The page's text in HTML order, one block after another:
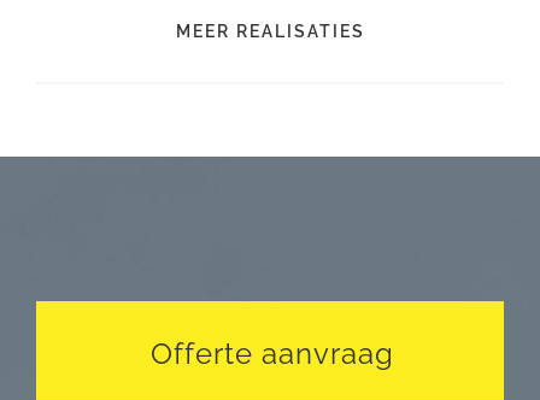
MEER REALISATIES
Offerte aanvraag